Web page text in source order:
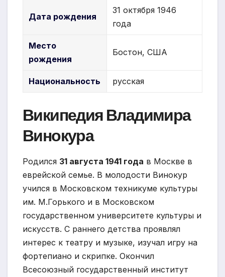
Дата рождения
31 октября 1946
года
Место
рождения
Бостон, США
Национальность русская
Википедия Владимира
Винокура
Родился 31 августа 1941 года в Москве в
еврейской семье. В молодости Винокур
учился в Московском техникуме культуры
им. М.Горького и в Московском
государственном университете культуры и
искусств. С раннего детства проявлял
интерес к театру и музыке, изучал игру на
фортепиано и скрипке. Окончил
Всесоюзный государственный институт